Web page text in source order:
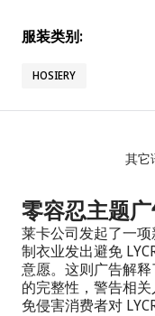
服装类别:
HOSIERY
其它
零容忍主题
莱卡公司发起了一
制衣业发出避免
意愿。这则广告解
的完整性，警告相
免侵害消费者对